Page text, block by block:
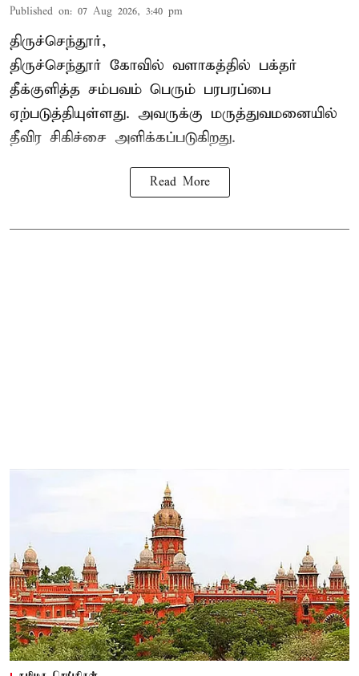
Published on: 07 Aug 2026, 3:40 pm
திருச்செந்தூர்,
திருச்செந்தூர் கோவில் வளாகத்தில் பக்தர்
தீக்குளித்த சம்பவம் பெரும் பரபரப்பை
ஏற்படுத்தியுள்ளது. அவருக்கு மருத்துவமனையில்
தீவிர சிகிச்சை அளிக்கப்படுகிறது.
Read More